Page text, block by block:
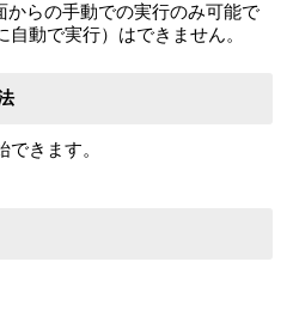
からの手動での実行のみ可能で
動で実行）はできません。
きます。